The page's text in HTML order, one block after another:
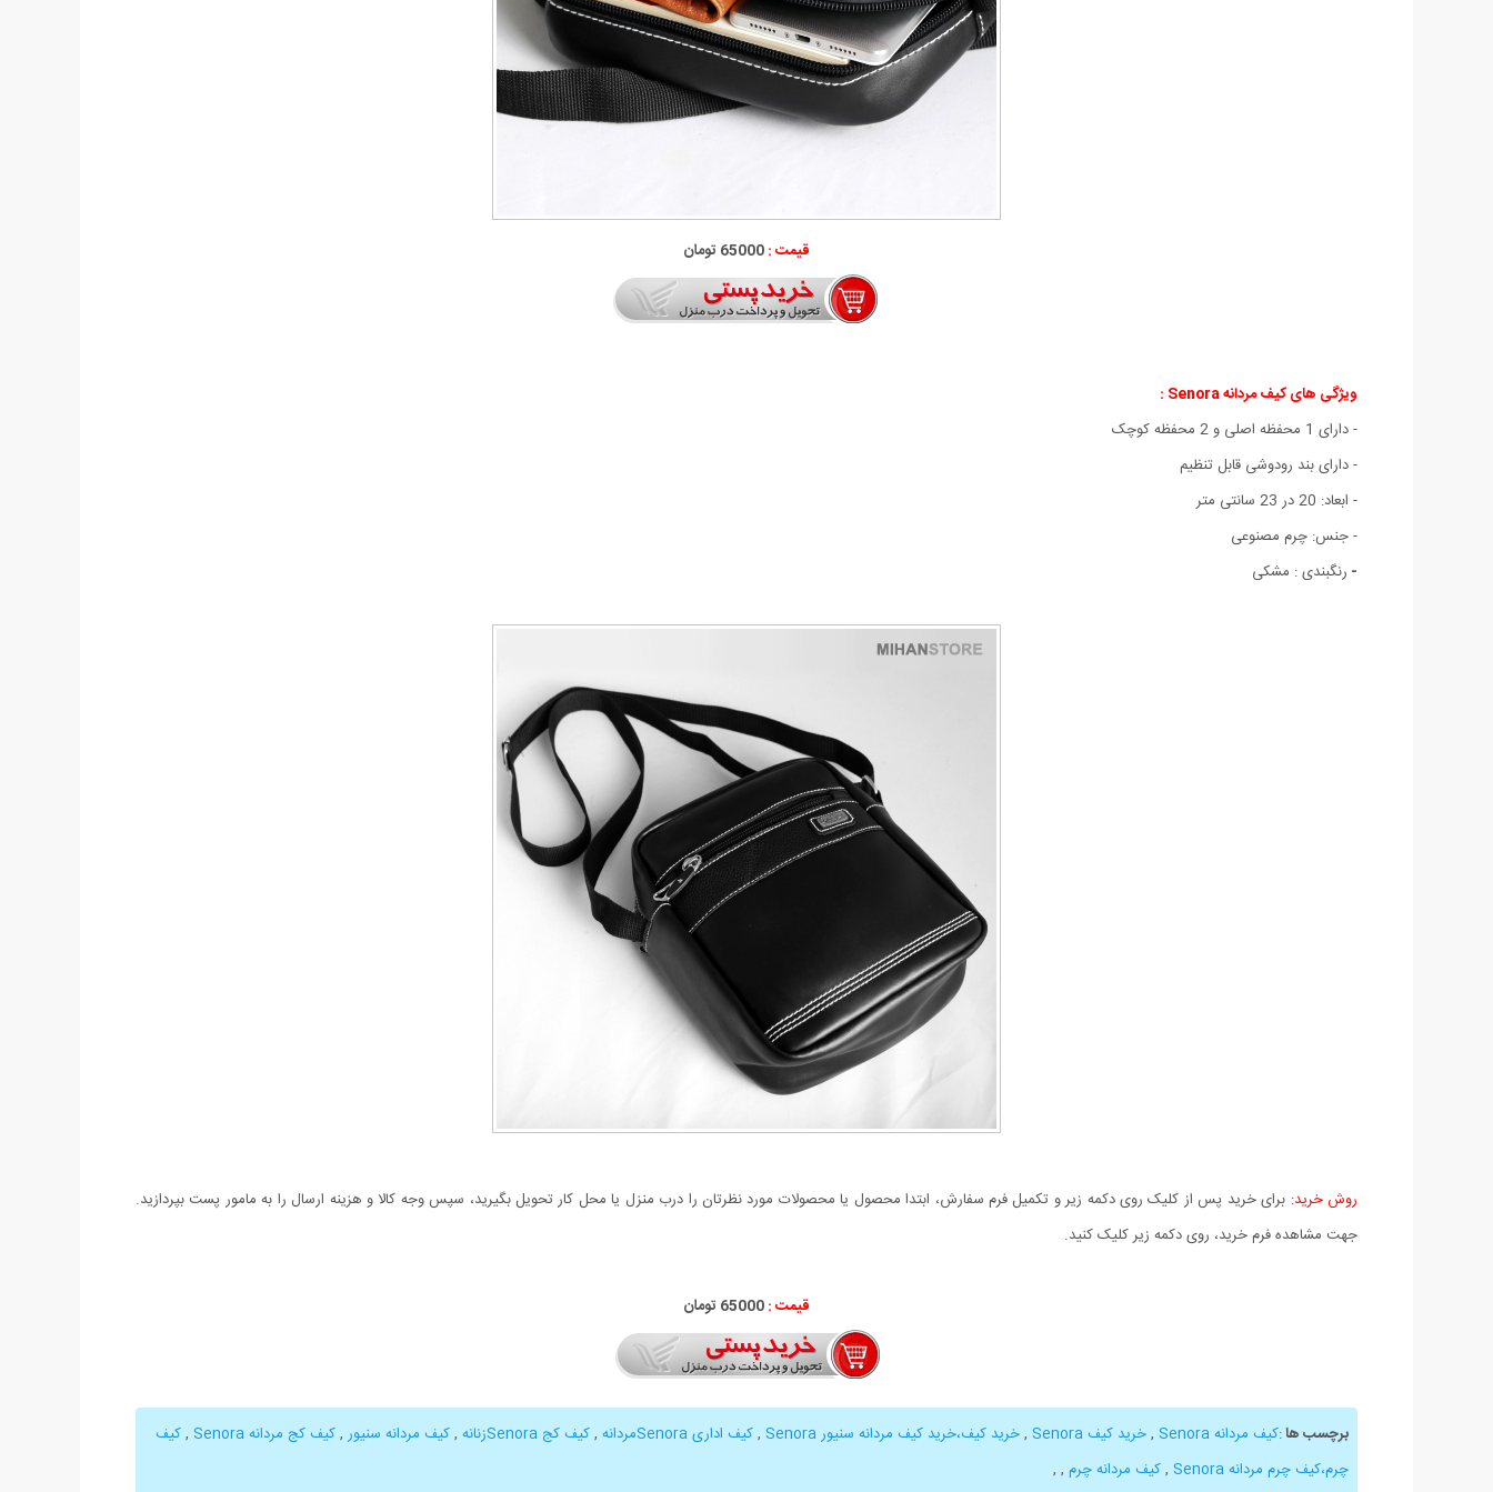
قیمت :65000 تومان
ویژگی های کیف مردانه Senora :
- دارای 1 محفظه اصلی و 2 محفظه کوچک
- دارای بند رودوشی قابل تنظیم
- ابعاد: 20 در 23 سانتی متر
- جنس: چرم مصنوعی
- رنگبندی : مشکی
روش خرید: برای خرید پس از کلیک روی دکمه زیر و تکمیل فرم سفارش، ابتدا محصول یا محصولات مورد نظرتان را درب منزل یا محل کار تحویل بگیرید، سپس وجه کالا و هزینه ارسال را به مامور پست بپردازید.
جهت مشاهده فرم خرید، روی دکمه زیر کلیک کنید.
قیمت :65000 تومان
برچسب ها:کیف مردانه Senora ,خرید کیف Senora ,خرید کیف،خرید کیف مردانه سنیور Senora ,کیف اداری Senoraمردانه ,کیف کج Senoraزنانه ,کیف مردانه سنیور ,کیف کج مردانه Senora ,کیف
چرم،کیف چرم مردانه Senora
,کیف مردانه چرم ,
,